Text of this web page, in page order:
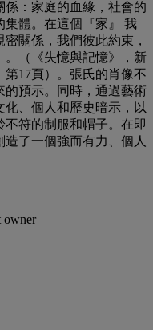
：家庭的血緣，社會的
集體。在這個『家』 我
關係，我們彼此約束，
。（《失憶與記憶》，新
第17頁）。張氏的肖像不
的預示。同時，通過藝術
、個人和歷史暗示，以
符的制服和帽子。在即
了一個強而有力、個人
owner